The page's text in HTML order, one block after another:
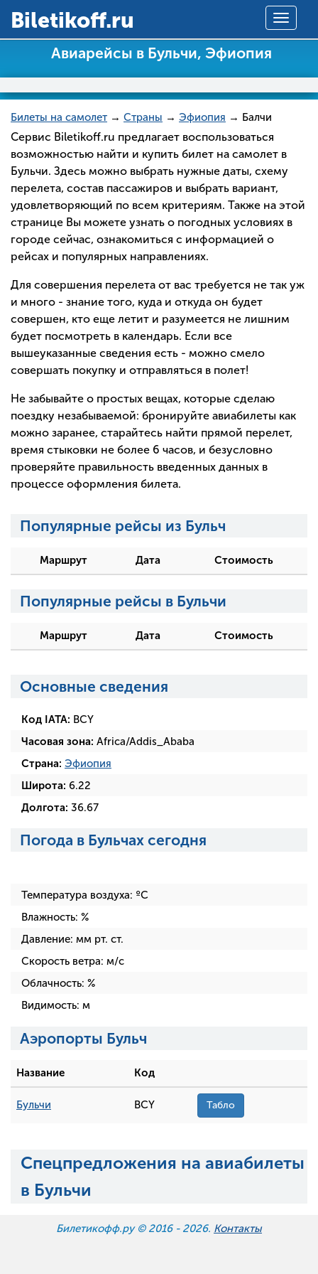
Toggle
Вiletikoff.ru
Авиарейсы в Бульчи, Эфиопия
Билеты на самолет → Страны → Эфиопия → Балчи
Сервис Biletikoff.ru предлагает воспользоваться
возможностью найти и купить билет на самолет в
Бульчи. Здесь можно выбрать нужные даты, схему
перелета, состав пассажиров и выбрать вариант,
удовлетворяющий по всем критериям. Также на этой
странице Вы можете узнать о погодных условиях в
городе сейчас, ознакомиться с информацией о
рейсах и популярных направлениях.
Для совершения перелета от вас требуется не так уж
и много - знание того, куда и откуда он будет
совершен, кто еще летит и разумеется не лишним
будет посмотреть в календарь. Если все
вышеуказанные сведения есть - можно смело
совершать покупку и отправляться в полет!
Не забывайте о простых вещах, которые сделаю
поездку незабываемой: бронируйте авиабилеты как
можно заранее, старайтесь найти прямой перелет,
время стыковки не более 6 часов, и безусловно
проверяйте правильность введенных данных в
процессе оформления билета.
Популярные рейсы из Бульч
Маршрут Дата Стоимость
Популярные рейсы в Бульчи
Маршрут Дата Стоимость
Основные сведения
Код IATA: BCY
Часовая зона: Africa/Addis_Ababa
Страна: Эфиопия
Широта: 6.22
Долгота: 36.67
Погода в Бульчах сегодня
Температура воздуха: ºC
Влажность: %
Давление: мм рт. ст.
Скорость ветра: м/с
Облачность: %
Видимость: м
Аэропорты Бульч
Название Код
Бульчи BCY Табло
Спецпредложения на авиабилеты
в Бульчи
Билетикофф.ру © 2016 - 2026. Контакты